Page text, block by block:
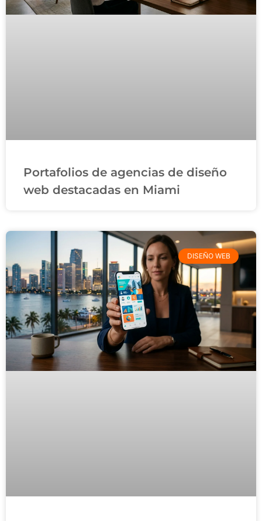
Portafolios de agencias de diseño
web destacadas en Miami
DISEÑO WEB